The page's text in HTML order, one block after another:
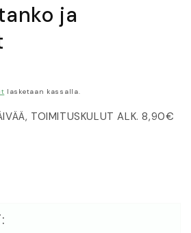
ja
lasketaan kassalla.
TOIMITUSKULUT ALK. 8,90€